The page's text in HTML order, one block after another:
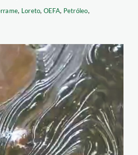
, Loreto, OEFA, Petróleo,
de petróleo